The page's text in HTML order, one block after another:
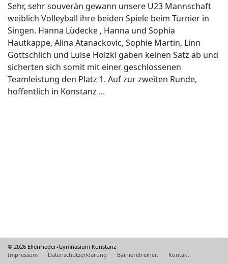
Sehr, sehr souverän gewann unsere U23 Mannschaft
weiblich Volleyball ihre beiden Spiele beim Turnier in
Singen. Hanna Lüdecke , Hanna und Sophia
Hautkappe, Alina Atanackovic, Sophie Martin, Linn
Gottschlich und Luise Holzki gaben keinen Satz ab und
sicherten sich somit mit einer geschlossenen
Teamleistung den Platz 1. Auf zur zweiten Runde,
hoffentlich in Konstanz ...
© 2026 Ellenrieder-Gymnasium Konstanz
Impressum
Datenschutzerklärung Barrierefreiheit Kontakt